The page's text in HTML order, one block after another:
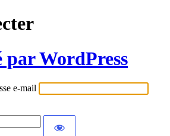
par WordPress
e-mail